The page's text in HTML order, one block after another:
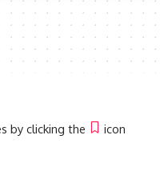
by clicking the
icon